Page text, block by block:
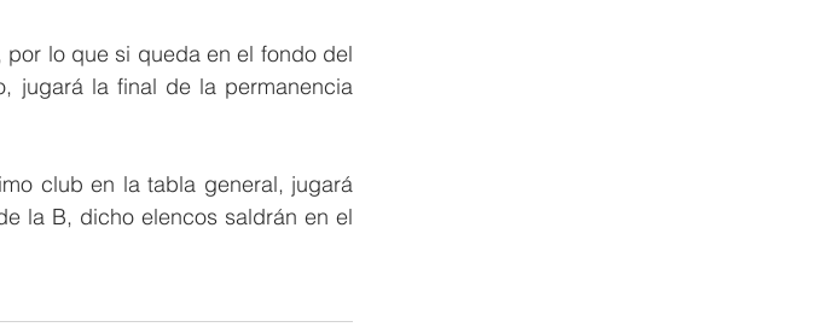
por lo que si queda en el fondo del
jugará la final de la permanencia
club en la tabla general, jugará
la B, dicho elencos saldrán en el